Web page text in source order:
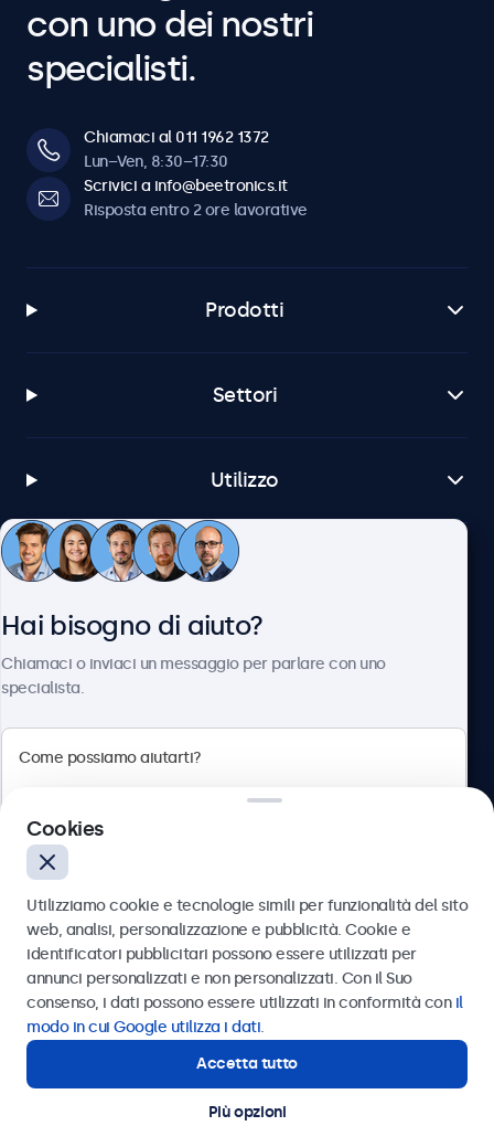
con uno dei nostri
specialisti.
Chiamaci al 011 1962 1372
Lun–Ven, 8:30–17:30
Scrivici a info@beetronics.it
Risposta entro 2 ore lavorative
Prodotti
Settori
Utilizzo
Servizio Clienti
Italiano
© 2026 Beetronics
Hai bisogno di aiuto?
Chiamaci o inviaci un messaggio per parlare con uno
specialista.
Inviare
Oppure chiamaci al
Contatta i nostri esperti
Cookies
Utilizziamo cookie e tecnologie simili per funzionalità del sito
web, analisi, personalizzazione e pubblicità. Cookie e
identificatori pubblicitari possono essere utilizzati per
annunci personalizzati e non personalizzati. Con il Suo
consenso, i dati possono essere utilizzati in conformità con il
modo in cui Google utilizza i dati.
Accetta tutto
Più opzioni